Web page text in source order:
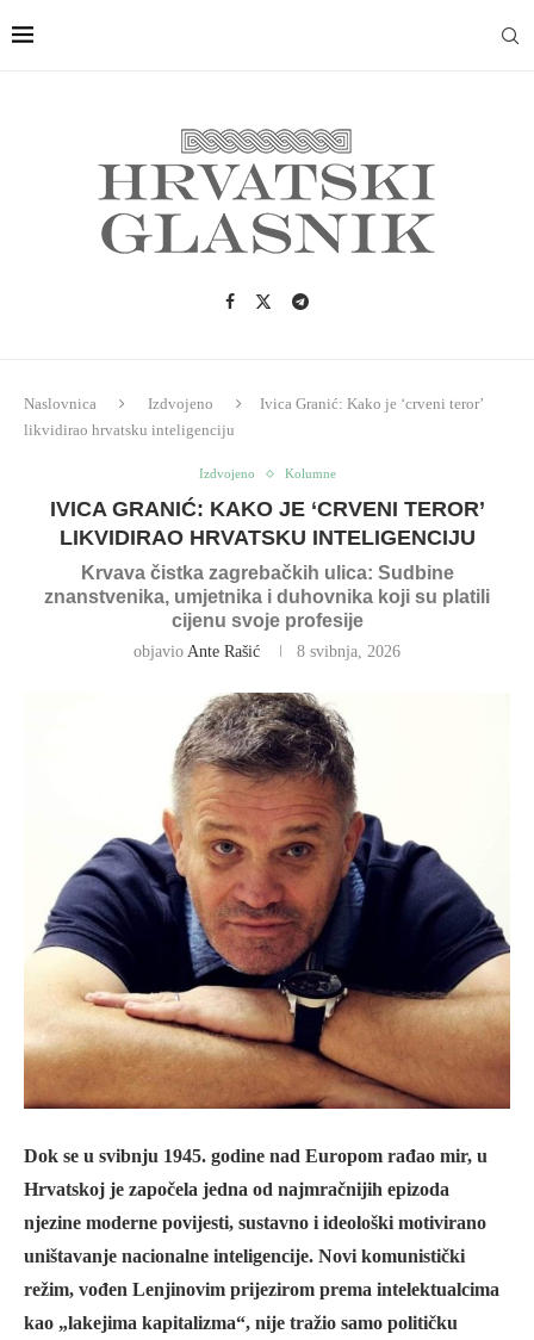
Naslovnica Izdvojeno
Ivica Granić: Kako je ‘crveni teror’
likvidirao hrvatsku inteligenciju
Izdvojeno Kolumne
IVICA GRANIĆ: KAKO JE ‘CRVENI TEROR’
LIKVIDIRAO HRVATSKU INTELIGENCIJU
Krvava čistka zagrebačkih ulica: Sudbine
znanstvenika, umjetnika i duhovnika koji su platili
cijenu svoje profesije
objavio Ante Rašić 8 svibnja, 2026
Dok se u svibnju 1945. godine nad Europom rađao mir, u
Hrvatskoj je započela jedna od najmračnijih epizoda
njezine moderne povijesti, sustavno i ideološki motivirano
uništavanje nacionalne inteligencije. Novi komunistički
režim, vođen Lenjinovim prijezirom prema intelektualcima
kao „lakejima kapitalizma“, nije tražio samo političku